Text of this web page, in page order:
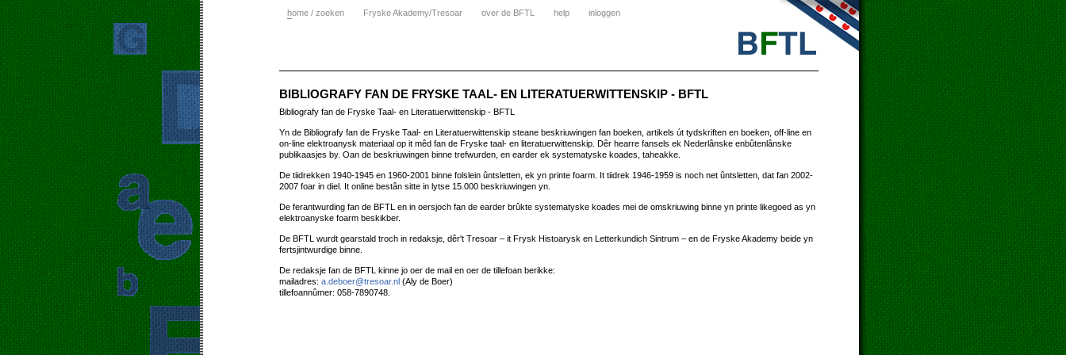
home / zoeken Fryske Akademy/Tresoar over de BFTL help inloggen
BIBLIOGRAFY FAN DE FRYSKE TAAL- EN LITERATUERWITTENSKIP - BFTL
Bibliografy fan de Fryske Taal- en Literatuerwittenskip - BFTL
Yn de Bibliografy fan de Fryske Taal- en Literatuerwittenskip steane beskriuwingen fan boeken, artikels út tydskriften en boeken, off-line en
on-line elektroanysk materiaal op it mêd fan de Fryske taal- en literatuerwittenskip. Dêr hearre fansels ek Nederlânske enbûtenlânske
publikaasjes by. Oan de beskriuwingen binne trefwurden, en earder ek systematyske koades, taheakke.
De tiidrekken 1940-1945 en 1960-2001 binne folslein ûntsletten, ek yn printe foarm. It tiidrek 1946-1959 is noch net ûntsletten, dat fan 2002-
2007 foar in diel. It online bestân sitte in lytse 15.000 beskriuwingen yn.
De ferantwurding fan de BFTL en in oersjoch fan de earder brûkte systematyske koades mei de omskriuwing binne yn printe likegoed as yn
elektroanyske foarm beskikber.
De BFTL wurdt gearstald troch in redaksje, dêr't Tresoar – it Frysk Histoarysk en Letterkundich Sintrum – en de Fryske Akademy beide yn
fertsjintwurdige binne.
De redaksje fan de BFTL kinne jo oer de mail en oer de tillefoan berikke:
mailadres: a.deboer@tresoar.nl (Aly de Boer)
tillefoannûmer: 058-7890748.